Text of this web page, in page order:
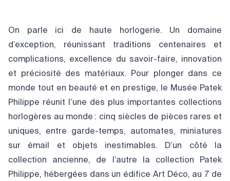
On parle ici de haute horlogerie. Un domaine
d’exception, réunissant traditions centenaires et
complications, excellence du savoir-faire, innovation
et préciosité des matériaux. Pour plonger dans ce
monde tout en beauté et en prestige, le Musée Patek
Philippe réunit l’une des plus importantes collections
horlogères au monde : cinq siècles de pièces rares et
uniques, entre garde-temps, automates, miniatures
sur émail et objets inestimables. D’un côté la
collection ancienne, de l’autre la collection Patek
Philippe, hébergées dans un édifice Art Déco, au 7 de